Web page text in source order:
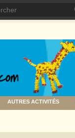
AUTRES ACTIVITÉS